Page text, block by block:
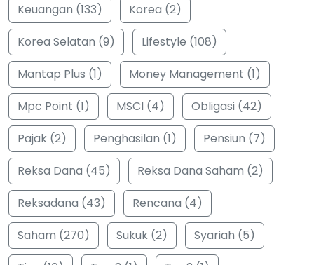
Keuangan (133)
Korea (2)
Korea Selatan (9)
Lifestyle (108)
Mantap Plus (1)
Money Management (1)
Mpc Point (1)
MSCI (4)
Obligasi (42)
Pajak (2)
Penghasilan (1)
Pensiun (7)
Reksa Dana (45)
Reksa Dana Saham (2)
Reksadana (43)
Rencana (4)
Saham (270)
Sukuk (2)
Syariah (5)